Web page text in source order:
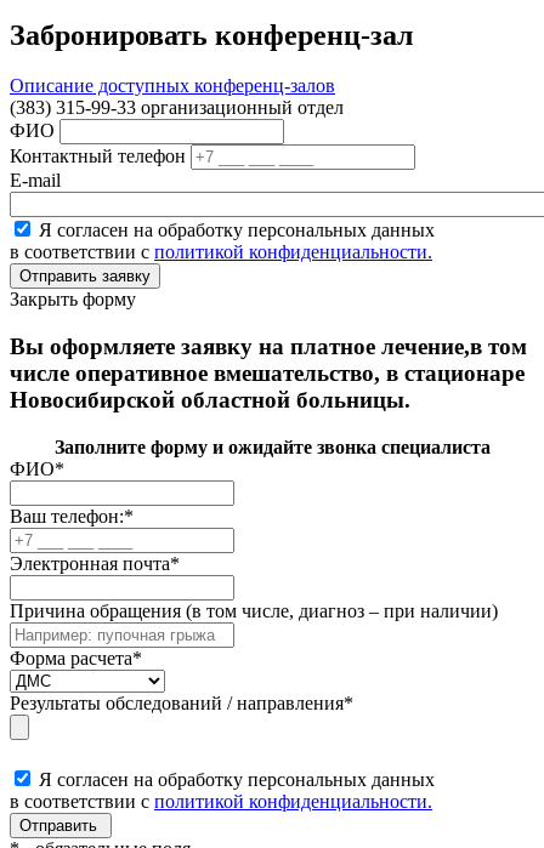
Забронировать конференц-зал
Описание доступных конференц-залов
(383) 315-99-33 организационный отдел
ФИО
Контактный телефон
E-mail
Я согласен на обработку персональных данных
в соответствии с политикой конфиденциальности.
Закрыть форму
Вы оформляете заявку на платное лечение,в том
числе оперативное вмешательство, в стационаре
Новосибирской областной больницы.
Заполните форму и ожидайте звонка специалиста
ФИО*
Ваш телефон:*
Электронная почта*
Причина обращения (в том числе, диагноз – при наличии)
Форма расчета*
Результаты обследований / направления*
Я согласен на обработку персональных данных
в соответствии с политикой конфиденциальности.